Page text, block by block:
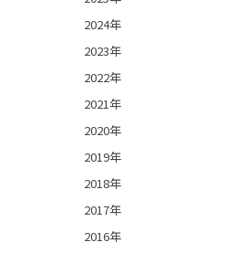
2024年
2023年
2022年
2021年
2020年
2019年
2018年
2017年
2016年